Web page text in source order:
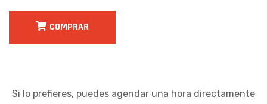
COMPRAR
Si lo prefieres, puedes agendar una hora directamente